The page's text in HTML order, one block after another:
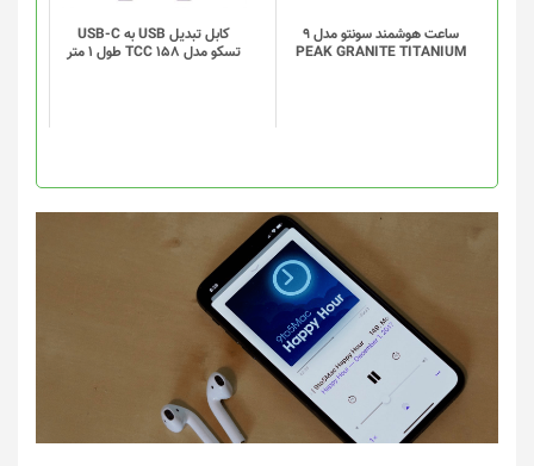
ساعت هوشمند سونتو مدل 9
PEAK GRANITE TITANIUM
گزینه
ها
محصول
انتخاب
شوند
کابل تبدیل USB به USB-C
تسکو مدل TCC 158 طول 1 متر